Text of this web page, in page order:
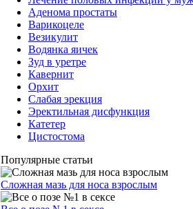
Аденома простаты
Варикоцеле
Везикулит
Водянка яичек
Зуд в уретре
Кавернит
Орхит
Слабая эрекция
Эректильная дисфункция
Катетер
Цистостома
Популярные статьи
Сложная мазь для носа взрослым